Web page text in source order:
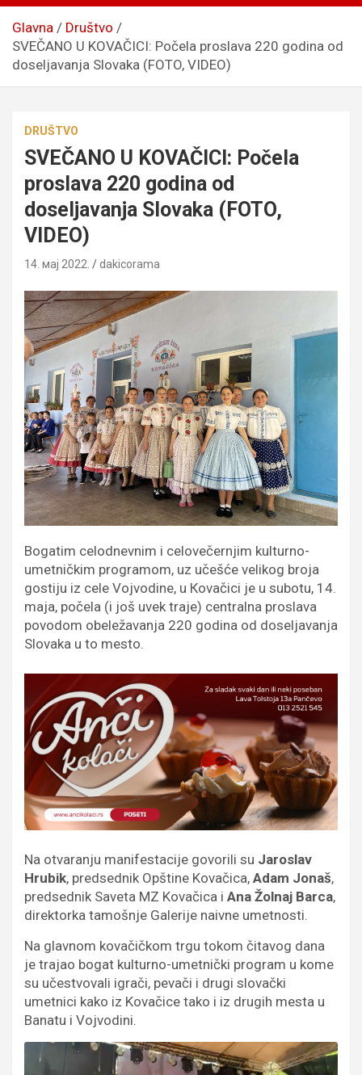
Glavna
Društvo
SVEČANO U KOVAČICI: Počela proslava 220 godina od
doseljavanja Slovaka (FOTO, VIDEO)
DRUŠTVO
SVEČANO U KOVAČICI: Počela
proslava 220 godina od
doseljavanja Slovaka (FOTO,
VIDEO)
14. мај 2022. dakicorama
Bogatim celodnevnim i celovečernjim kulturno-
umetničkim programom, uz učešće velikog broja
gostiju iz cele Vojvodine, u Кovačici je u subotu, 14.
maja, počela (i još uvek traje) centralna proslava
povodom obeležavanja 220 godina od doseljavanja
Slovaka u to mesto.
Na otvaranju manifestacije govorili su Jaroslav
Hrubik, predsednik Opštine Kovačica, Adam Jonaš,
predsednik Saveta MZ Kovačica i Ana Žolnaj Barca,
direktorka tamošnje Galerije naivne umetnosti.
Na glavnom kovačičkom trgu tokom čitavog dana
je trajao bogat kulturno-umetnički program u kome
su učestvovali igrači, pevači i drugi slovački
umetnici kako iz Kovačice tako i iz drugih mesta u
Banatu i Vojvodini.